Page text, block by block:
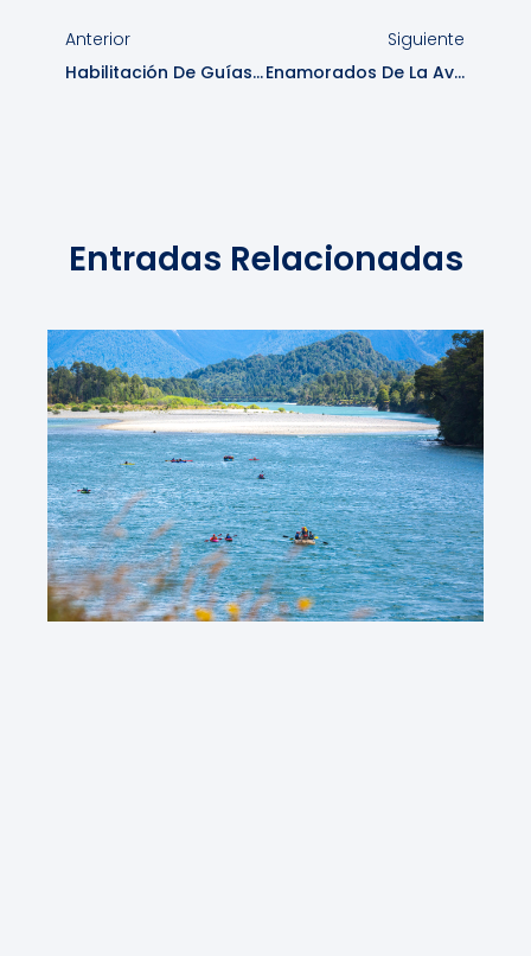
Anterior
Habilitación De Guías En Areas Silvestres Protegidas
Siguiente
Enamorados De La Aventura, Entorno Y La Patagonia
Entradas Relacionadas